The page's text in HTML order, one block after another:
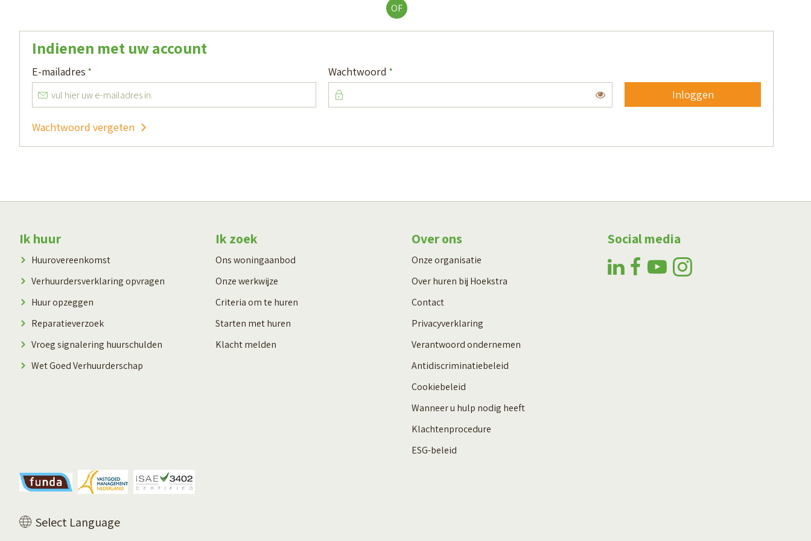
OF
Indienen met uw account
E-mailadres * Wachtwoord*
Inloggen
Wachtwoord vergeten
Contactinformatie
Ik huur
Huurovereenkomst
Verhuurdersverklaring opvragen
Huur opzeggen
Reparatieverzoek
Vroeg signalering huurschulden
Wet Goed Verhuurderschap
Ik zoek
Ons woningaanbod
Onze werkwijze
Criteria om te huren
Starten met huren
Klacht melden
Over ons
Onze organisatie
Over huren bij Hoekstra
Contact
Privacyverklaring
Verantwoord ondernemen
Antidiscriminatiebeleid
Cookiebeleid
Wanneer u hulp nodig heeft
Klachtenprocedure
ESG-beleid
Social media
Vertaal deze pagina
Select Language